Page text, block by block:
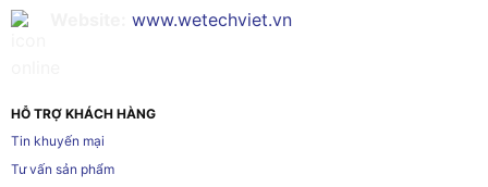
www.wetechviet.vn
HỖ TRỢ KHÁCH HÀNG
Tin khuyến mại
Tư vấn sản phẩm